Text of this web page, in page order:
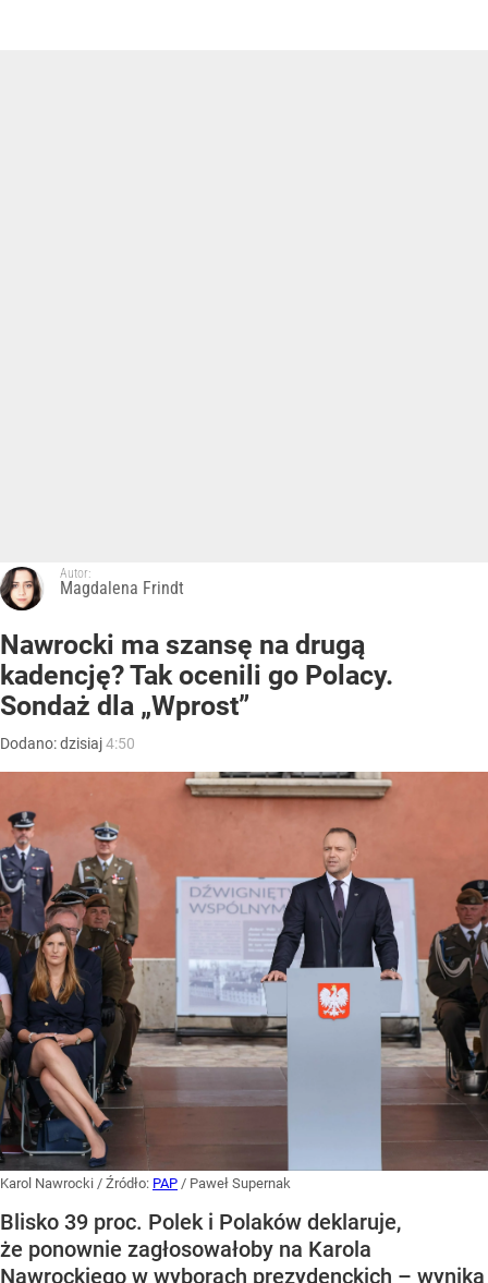
Autor:
Magdalena Frindt
Nawrocki ma szansę na drugą
kadencję? Tak ocenili go Polacy.
Sondaż dla „Wprost”
Dodano:dzisiaj4:50
Karol Nawrocki / Źródło: PAP / Paweł Supernak
Blisko 39 proc. Polek i Polaków deklaruje,
że ponownie zagłosowałoby na Karola
Nawrockiego w wyborach prezydenckich – wynika